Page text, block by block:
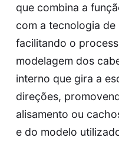
que combina a
com a tecnologia
facilitando o
modelagem dos
interno que gira a
direções,
alisamento ou
e do modelo